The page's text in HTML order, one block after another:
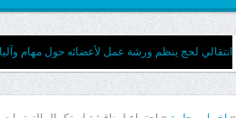
انتقالي لحج ينظم ورشة عمل لأعضائه حول مهام